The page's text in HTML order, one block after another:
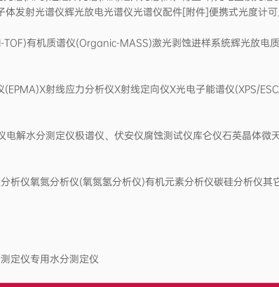
发射光谱仪辉光放电光谱仪光谱仪配件[附件]便携式光度计
有机质谱仪(Organic-MASS)激光剥蚀进样系统辉光放电
射线应力分析仪X射线定向仪X光电子能谱仪(XPS/
解水分测定仪极谱仪、伏安仪腐蚀测试仪库仑仪石英晶体微
仪氧氮分析仪(氧氮氢分析仪)有机元素分析仪碳硅分析仪
定仪专用水分测定仪